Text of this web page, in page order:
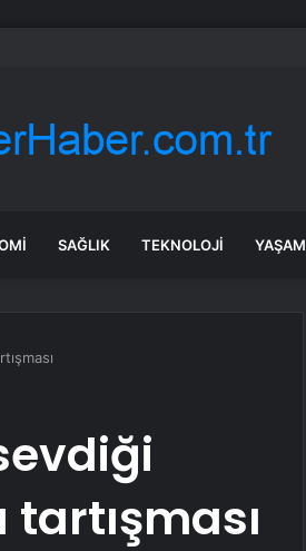
SAĞLIK TEKNOLOJI YAŞAM